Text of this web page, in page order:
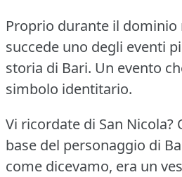
Proprio durante il dominio
succede uno degli eventi
storia di Bari. Un evento
simbolo identitario.
Vi ricordate di San Nicola?
base del personaggio di
come dicevamo, era un